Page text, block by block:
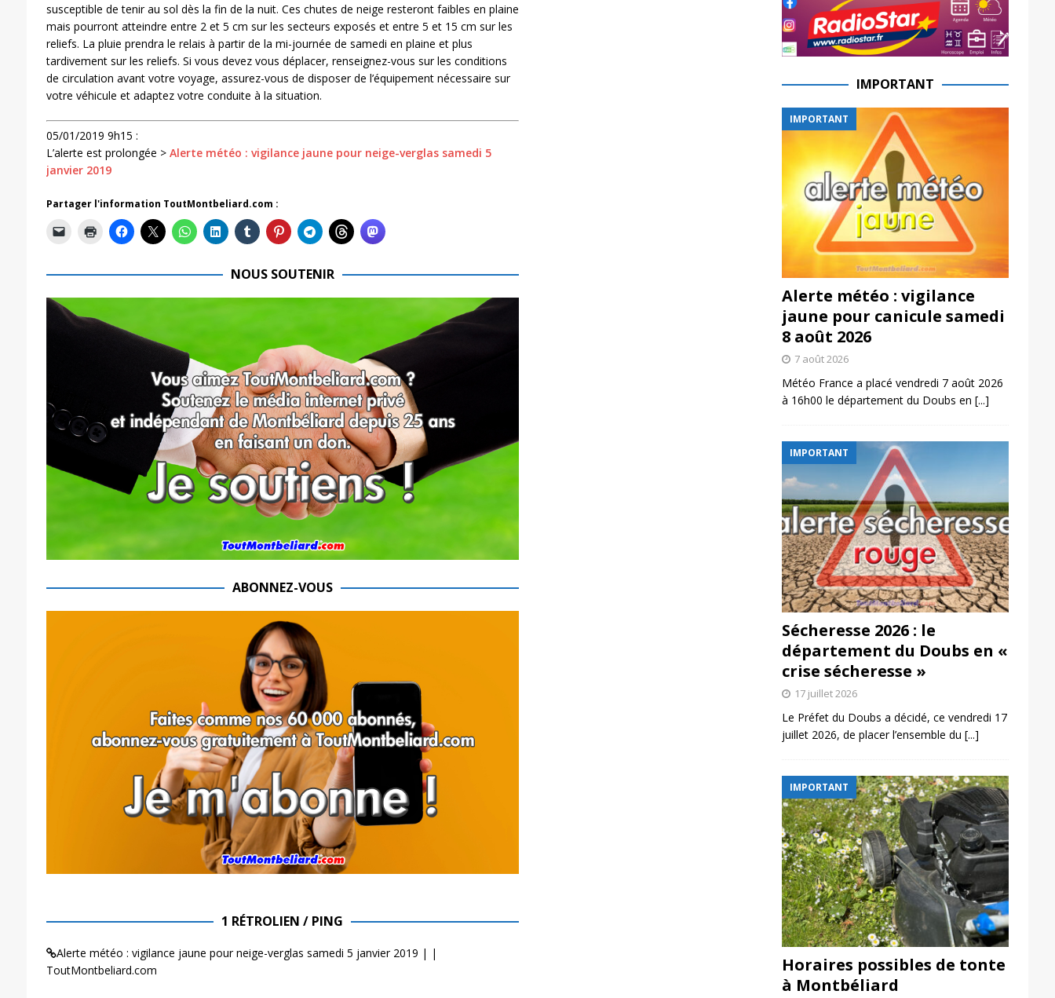
susceptible de tenir au sol dès la fin de la nuit. Ces chutes de neige resteront faibles en plaine
mais pourront atteindre entre 2 et 5 cm sur les secteurs exposés et entre 5 et 15 cm sur les
reliefs. La pluie prendra le relais à partir de la mi-journée de samedi en plaine et plus
tardivement sur les reliefs. Si vous devez vous déplacer, renseignez-vous sur les conditions
de circulation avant votre voyage, assurez-vous de disposer de l’équipement nécessaire sur
votre véhicule et adaptez votre conduite à la situation.
05/01/2019 9h15 :
L’alerte est prolongée > Alerte météo : vigilance jaune pour neige-verglas samedi 5
janvier 2019
Partager l'information ToutMontbeliard.com :
NOUS SOUTENIR
ABONNEZ-VOUS
1 RÉTROLIEN / PING
Alerte météo : vigilance jaune pour neige-verglas samedi 5 janvier 2019 | |
ToutMontbeliard.com
IMPORTANT
IMPORTANT
Alerte météo : vigilance
jaune pour canicule samedi
8 août 2026
7 août 2026
Météo France a placé vendredi 7 août 2026
à 16h00 le département du Doubs en [...]
IMPORTANT
Sécheresse 2026 : le
département du Doubs en «
crise sécheresse »
17 juillet 2026
Le Préfet du Doubs a décidé, ce vendredi 17
juillet 2026, de placer l’ensemble du [...]
IMPORTANT
Horaires possibles de tonte
à Montbéliard